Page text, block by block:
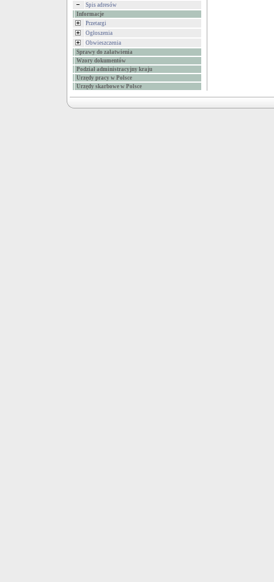
Spis adresów
Informacje
Przetargi
Ogłoszenia
Obwieszczenia
Sprawy do załatwienia
Wzory dokumentów
Podział administracyjny kraju
Urzędy pracy w Polsce
Urzędy skarbowe w Polsce